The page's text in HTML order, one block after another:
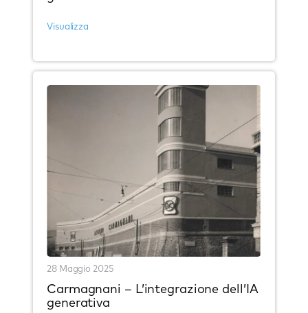
Visualizza
Carmagnani – L’integrazione dell’IA
generativa
28 Maggio 2025